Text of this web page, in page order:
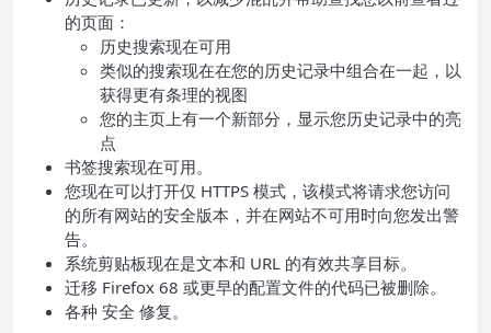
的页面：
历史搜索现在可用
类似的搜索现在在您的历史记录中组合在一起，以
获得更有条理的视图
您的主页上有一个新部分，显示您历史记录中的亮
点
书签搜索现在可用。
您现在可以打开仅 HTTPS 模式，该模式将请求您访问
的所有网站的安全版本，并在网站不可用时向您发出警
告。
系统剪贴板现在是文本和 URL 的有效共享目标。
迁移 Firefox 68 或更早的配置文件的代码已被删除。
各种 安全 修复。